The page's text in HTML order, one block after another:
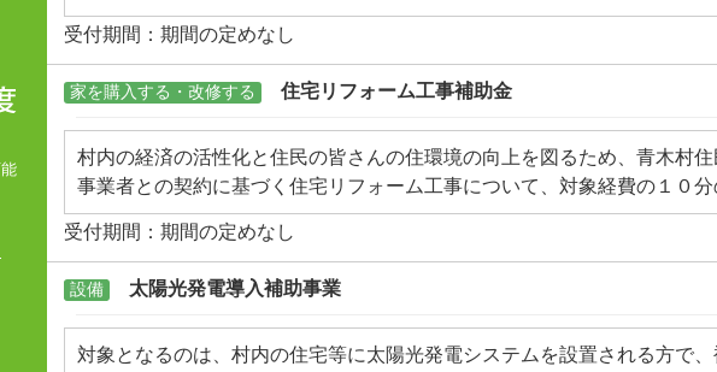
する事業です。
受付期間：期間の定めなし
家を購入する・改修する 住宅リフォーム工事補助金
村内の経済の活性化と住民の皆さんの住環境の向上を図るため、青木村
事業者との契約に基づく住宅リフォーム工事について、対象経費の１０分
内、上限２０万円まで補助金を交付しています。対象・対象外の工事に
記のとおりです。
リアフリーや耐震改修工事など（他の補助制度により、対象外となる場合
す）
＊対象外工事：車庫や物置、事務所の工事、工事を伴わない設備機器や備
受付期間：期間の定めなし
設備 太陽光発電導入補助事業
対象となるのは、村内の住宅等に太陽光発電システムを設置される方で